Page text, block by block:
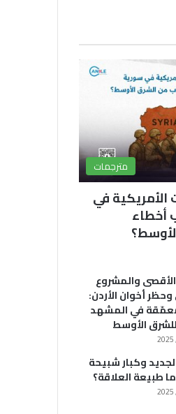
T
u
b
e
ر
ا
مترجمات
في
أخطاء
والمشروع
وحظر أخوان الأردن:
في المشهد
الأوسط
وكبار شبيحة
طبيعة العلاقة؟